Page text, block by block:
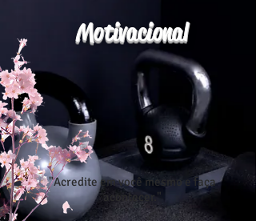
Motivacional
"Acredite em você mesmo e faça
acontecer."